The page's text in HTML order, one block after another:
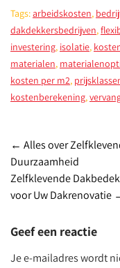
Tags:arbeidskosten,
dakdekkersbedrijven,
investering, isolatie,
materialen,
kosten per m2,
kostenberekening,
Post
navigation
← Alles over
Duurzaamheid
Zelfklevende
voor Uw Dakrenovatie
Geef een reactie
Je e-mailadres wordt